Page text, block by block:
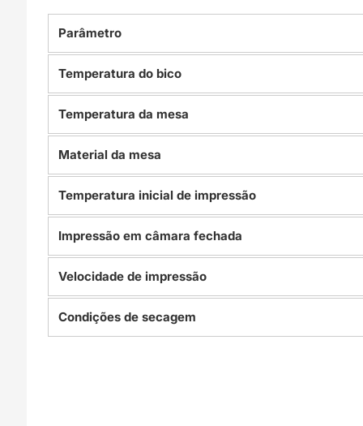
Parâmetro
Temperatura do bico
Temperatura da mesa
Material da mesa
Temperatura inicial de impressão
Impressão em câmara fechada
Velocidade de impressão
Condições de secagem